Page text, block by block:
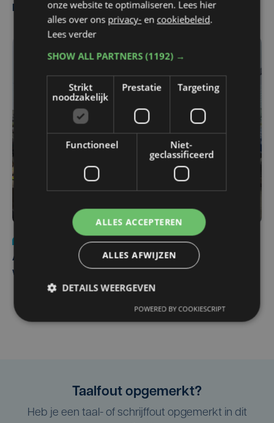
Pieters Brugge
do 30 juli | 12:57
Autobestuurster rijdt na foutief manoeuvre tegen
winkelgevel in Ieper
Taalfout opgemerkt?
Heb je een taal- of schrijffout opgemerkt in dit
onze website te optimaliseren. Lees hier
alles over ons privacy- en cookiebeleid.
Lees verder
SHOW ALL PARTNERS(1192) →
Strikt
noodzakelijk
Prestatie Targeting
Functioneel
Niet-
geclassificeerd
ALLES ACCEPTEREN
ALLES AFWIJZEN
DETAILS WEERGEVEN
POWERED BY COOKIESCRIPT